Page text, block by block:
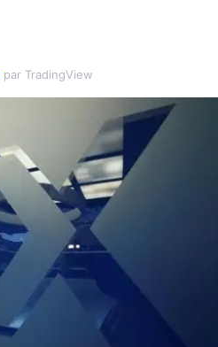
par TradingView